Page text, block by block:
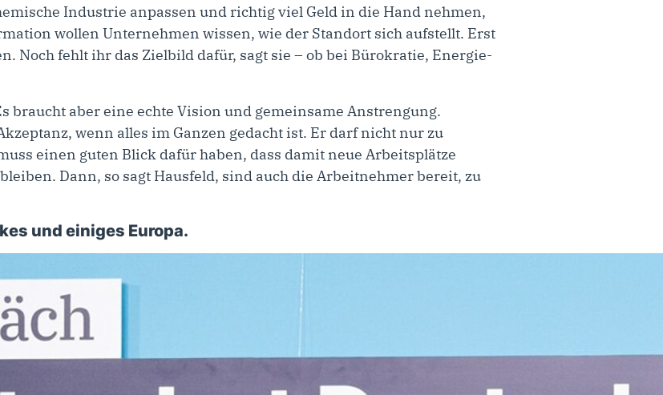
Industrie anpassen und richtig viel Geld in die Hand nehmen,
wollen Unternehmen wissen, wie der Standort sich aufstellt. Erst
Noch fehlt ihr das Zielbild dafür, sagt sie – ob bei Bürokratie, Energie-
braucht aber eine echte Vision und gemeinsame Anstrengung.
wenn alles im Ganzen gedacht ist. Er darf nicht nur zu
einen guten Blick dafür haben, dass damit neue Arbeitsplätze
Dann, so sagt Hausfeld, sind auch die Arbeitnehmer bereit, zu
und einiges Europa.